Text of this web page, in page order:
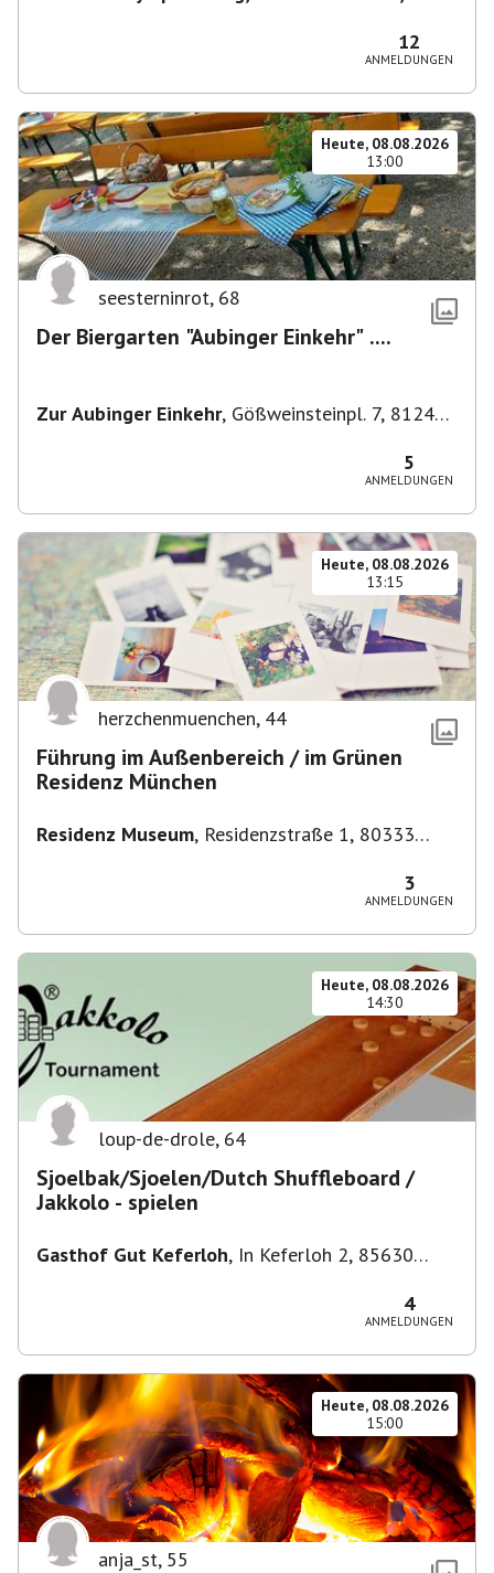
12
ANMELDUNGEN
Heute, 08.08.2026
13:00
seesterninrot, 68
Der Biergarten "Aubinger Einkehr" ....
Zur Aubinger Einkehr, Gößweinsteinpl. 7, 81249
5
ANMELDUNGEN
Heute, 08.08.2026
13:15
herzchenmuenchen, 44
Führung im Außenbereich / im Grünen
Residenz München
Residenz Museum, Residenzstraße 1, 80333
3
ANMELDUNGEN
Heute, 08.08.2026
14:30
loup-de-drole, 64
Sjoelbak/Sjoelen/Dutch Shuffleboard /
Jakkolo - spielen
Gasthof Gut Keferloh, In Keferloh 2, 85630
4
ANMELDUNGEN
Heute, 08.08.2026
15:00
anja_st, 55